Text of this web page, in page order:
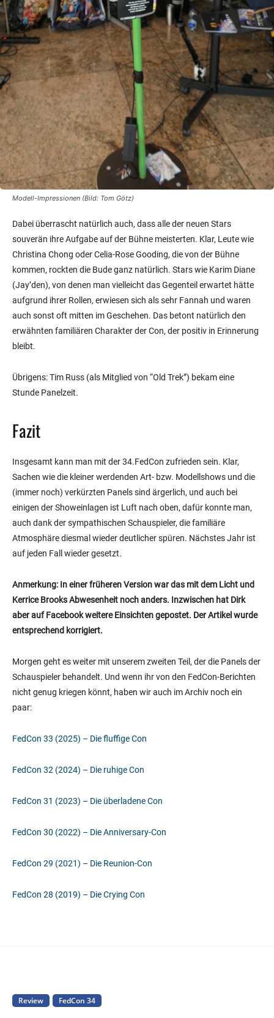
Modell-Impressionen (Bild: Tom Götz)
Dabei überrascht natürlich auch, dass alle der neuen Stars
souverän ihre Aufgabe auf der Bühne meisterten. Klar, Leute wie
Christina Chong oder Celia-Rose Gooding, die von der Bühne
kommen, rockten die Bude ganz natürlich. Stars wie Karim Diane
(Jay’den), von denen man vielleicht das Gegenteil erwartet hätte
aufgrund ihrer Rollen, erwiesen sich als sehr Fannah und waren
auch sonst oft mitten im Geschehen. Das betont natürlich den
erwähnten familiären Charakter der Con, der positiv in Erinnerung
bleibt.
Übrigens: Tim Russ (als Mitglied von “Old Trek”) bekam eine
Stunde Panelzeit.
Fazit
Insgesamt kann man mit der 34.FedCon zufrieden sein. Klar,
Sachen wie die kleiner werdenden Art- bzw. Modellshows und die
(immer noch) verkürzten Panels sind ärgerlich, und auch bei
einigen der Showeinlagen ist Luft nach oben, dafür konnte man,
auch dank der sympathischen Schauspieler, die familiäre
Atmosphäre diesmal wieder deutlicher spüren. Nächstes Jahr ist
auf jeden Fall wieder gesetzt.
Anmerkung: In einer früheren Version war das mit dem Licht und
Kerrice Brooks Abwesenheit noch anders. Inzwischen hat Dirk
aber auf Facebook weitere Einsichten gepostet. Der Artikel wurde
entsprechend korrigiert.
Morgen geht es weiter mit unserem zweiten Teil, der die Panels der
Schauspieler behandelt. Und wenn ihr von den FedCon-Berichten
nicht genug kriegen könnt, haben wir auch im Archiv noch ein
paar:
FedCon 33 (2025) – Die fluffige Con
FedCon 32 (2024) – Die ruhige Con
FedCon 31 (2023) – Die überladene Con
FedCon 30 (2022) – Die Anniversary-Con
FedCon 29 (2021) – Die Reunion-Con
FedCon 28 (2019) – Die Crying Con
Review FedCon 34